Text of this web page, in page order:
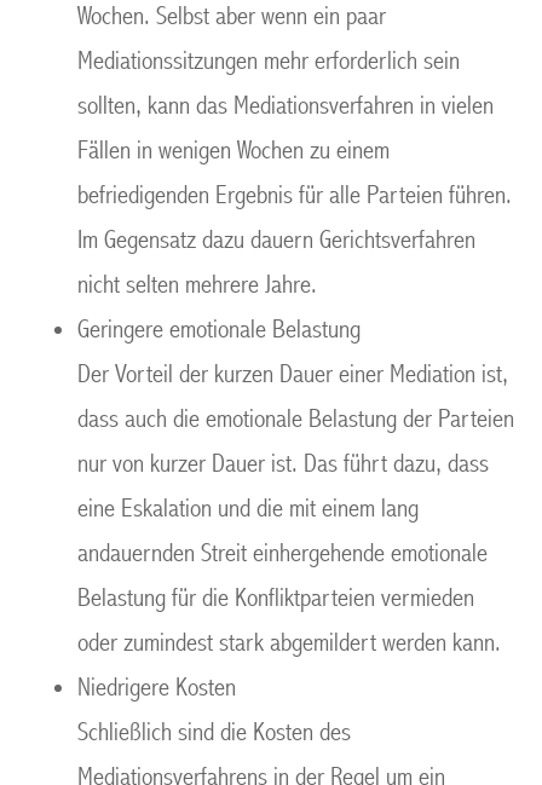
Wochen. Selbst aber wenn ein paar
Mediationssitzungen mehr erforderlich sein
sollten, kann das Mediationsverfahren in vielen
Fällen in wenigen Wochen zu einem
befriedigenden Ergebnis für alle Parteien führen.
Im Gegensatz dazu dauern Gerichtsverfahren
nicht selten mehrere Jahre.
Geringere emotionale Belastung
Der Vorteil der kurzen Dauer einer Mediation ist,
dass auch die emotionale Belastung der Parteien
nur von kurzer Dauer ist. Das führt dazu, dass
eine Eskalation und die mit einem lang
andauernden Streit einhergehende emotionale
Belastung für die Konfliktparteien vermieden
oder zumindest stark abgemildert werden kann.
Niedrigere Kosten
Schließlich sind die Kosten des
Mediationsverfahrens in der Regel um ein